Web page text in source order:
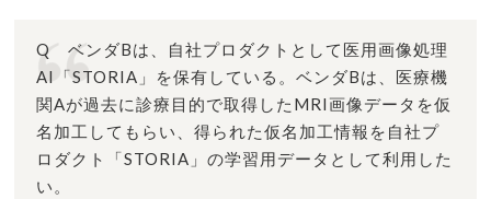
Q ベンダBは、自社プロダクトとして医用画像処理
AI「STORIA」を保有している。ベンダBは、医療機
関Aが過去に診療目的で取得したMRI画像データを仮
名加工してもらい、得られた仮名加工情報を自社プ
ロダクト「STORIA」の学習用データとして利用した
い。